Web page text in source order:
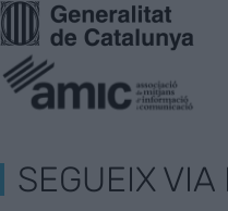
SEGUEIX